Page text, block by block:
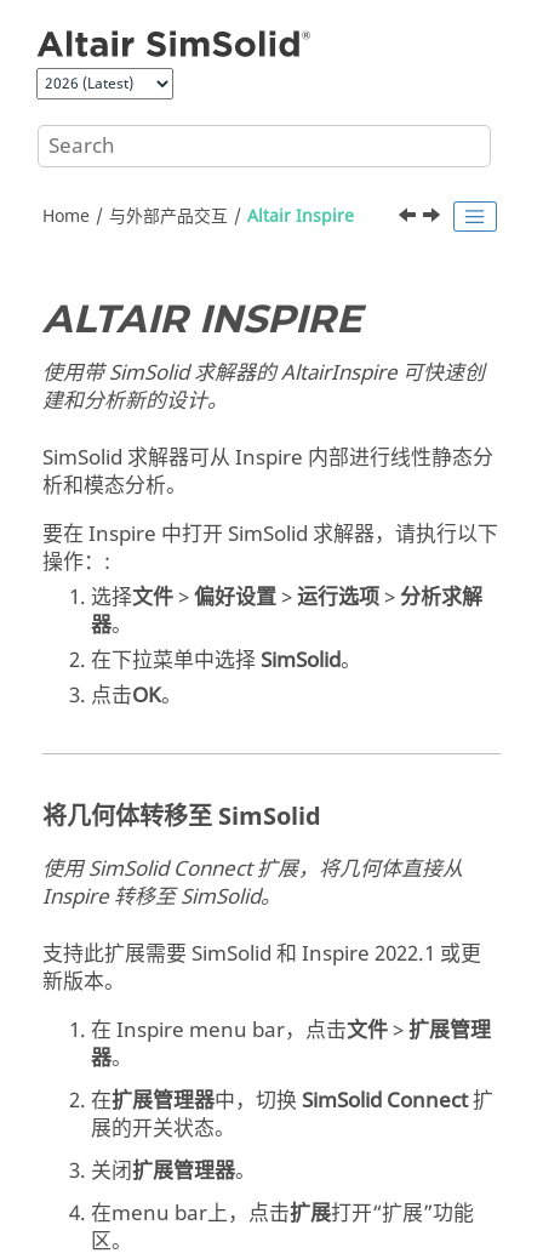
Home 与外部产品交互 Altair Inspire
ALTAIR INSPIRE
使用带SimSolid求解器的AltairInspire可快速创
建和分析新的设计。
SimSolid 求解器可从Inspire 内部进行线性静态分
析和模态分析。
要在Inspire 中打开SimSolid 求解器，请执行以下
操作：:
选择文件 >偏好设置 >运行选项 > 分析求解
器。
在下拉菜单中选择SimSolid。
点击OK。
将几何体转移至 SimSolid
使用SimSolidConnect 扩展，将几何体直接从
Inspire转移至SimSolid。
支持此扩展需要SimSolid 和Inspire 2022.1 或更
新版本。
在Inspire menu bar，点击文件 >扩展管理
器。
在扩展管理器中，切换SimSolid Connect扩
展的开关状态。
关闭扩展管理器。
在menu bar上，点击扩展打开“扩展”功能
区。